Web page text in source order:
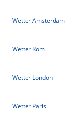
Wetter Amsterdam
Wetter Rom
Wetter London
Wetter Paris